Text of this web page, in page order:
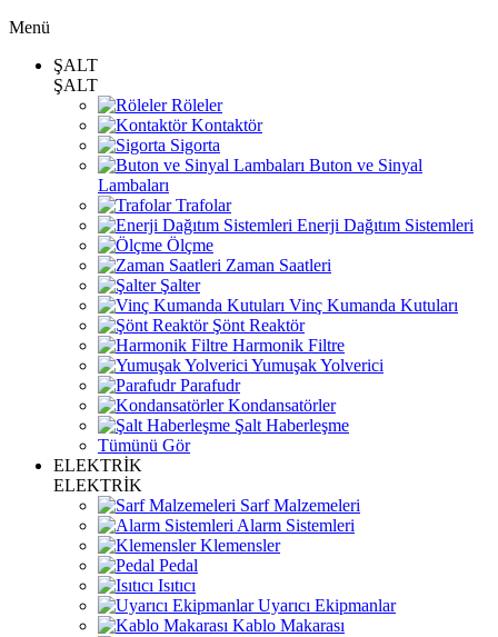
Menü
ŞALT
ŞALT
Röleler
Kontaktör
Sigorta
Buton ve Sinyal
Lambaları
Trafolar
Enerji Dağıtım Sistemleri
Ölçme
Zaman Saatleri
Şalter
Vinç Kumanda Kutuları
Şönt Reaktör
Harmonik Filtre
Yumuşak Yolverici
Parafudr
Kondansatörler
Şalt Haberleşme
Tümünü Gör
ELEKTRİK
ELEKTRİK
Sarf Malzemeleri
Alarm Sistemleri
Klemensler
Pedal
Isıtıcı
Uyarıcı Ekipmanlar
Kablo Makarası